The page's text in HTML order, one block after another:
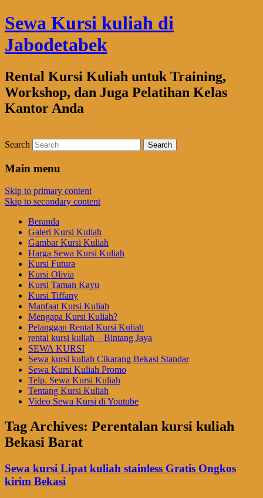
Sewa Kursi kuliah di
Jabodetabek
Rental Kursi Kuliah untuk Training,
Workshop, dan Juga Pelatihan Kelas
Kantor Anda
Search
Main menu
Skip to primary content
Skip to secondary content
Beranda
Galeri Kursi Kuliah
Gambar Kursi Kuliah
Harga Sewa Kursi Kuliah
Kursi Futura
Kursi Olivia
Kursi Taman Kayu
Kursi Tiffany
Manfaat Kursi Kuliah
Mengapa Kursi Kuliah?
Pelanggan Rental Kursi Kuliah
rental kursi kuliah – Bintang Jaya
SEWA KURSI
Sewa kursi kuliah Cikarang Bekasi Standar
Sewa Kursi Kuliah Promo
Telp. Sewa Kursi Kuliah
Tentang Kursi Kuliah
Video Sewa Kursi di Youtube
Tag Archives: Perentalan kursi kuliah
Bekasi Barat
Sewa kursi Lipat kuliah stainless Gratis Ongkos
kirim Bekasi